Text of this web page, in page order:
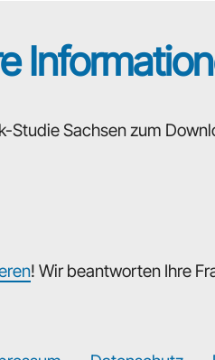
Studie Sachsen zum
! Wir beantworten Ihre